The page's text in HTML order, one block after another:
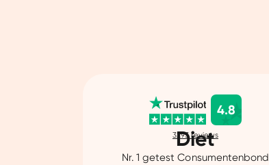
4.8
3293 reviews
Diet
Nr. 1 getest Consumentenbond